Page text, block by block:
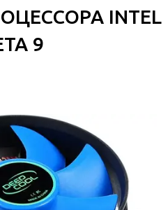
INTEL
9